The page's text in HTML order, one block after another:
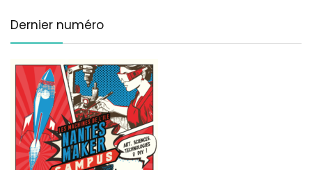
Dernier numéro